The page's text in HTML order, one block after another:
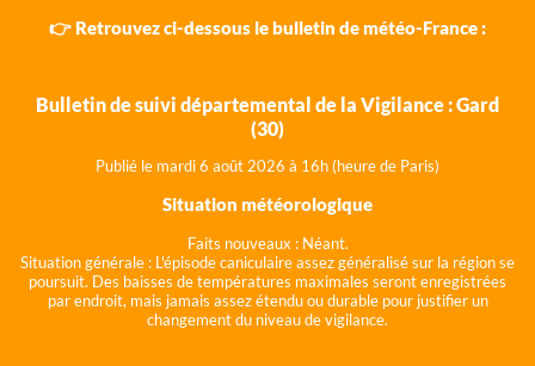
👉 Retrouvez ci-dessous le bulletin de météo-France :
Bulletin de suivi départemental de la Vigilance : Gard
(30)
Publié le mardi 6 août 2026 à 16h (heure de Paris)
Situation météorologique
Faits nouveaux : Néant.
Situation générale : L'épisode caniculaire assez généralisé sur la région se
poursuit. Des baisses de températures maximales seront enregistrées
par endroit, mais jamais assez étendu ou durable pour justifier un
changement du niveau de vigilance.